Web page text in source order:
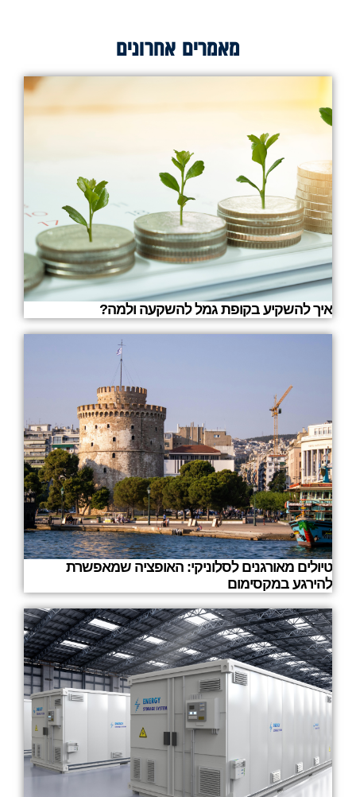
מאמרים אחרונים
איך להשקיע בקופת גמל להשקעה ולמה?
טיולים מאורגנים לסלוניקי: האופציה שמאפשרת
להירגע במקסימום